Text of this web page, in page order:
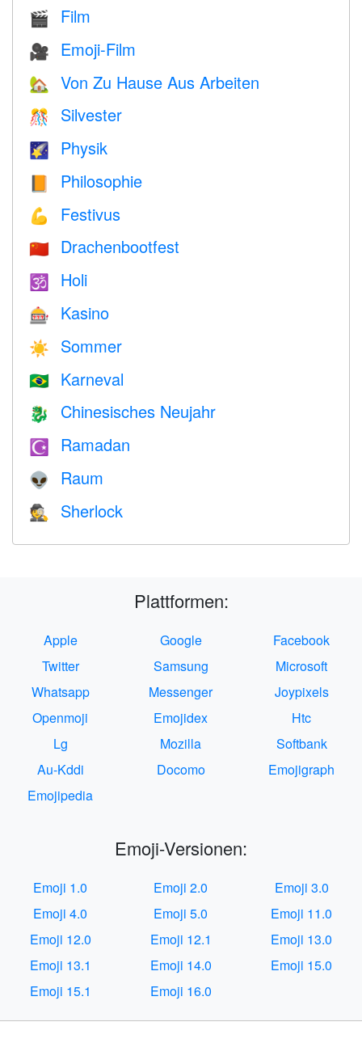
🎬 Film
🎥 Emoji-Film
🏡 Von Zu Hause Aus Arbeiten
🎊 Silvester
🌠 Physik
📙 Philosophie
💪 Festivus
🇨🇳 Drachenbootfest
🕉 Holi
🎰 Kasino
☀️ Sommer
🇧🇷 Karneval
🐉 Chinesisches Neujahr
☪️ Ramadan
👽 Raum
🕵️ Sherlock
Plattformen:
Apple Google
Facebook
Twitter
Samsung
Microsoft
Whatsapp
Messenger
Joypixels
Openmoji
Emojidex
Htc
Lg
Mozilla
Softbank
Au-Kddi
Docomo
Emojigraph
Emojipedia
Emoji-Versionen:
Emoji 1.0 Emoji 2.0
Emoji 3.0
Emoji 4.0
Emoji 5.0
Emoji 11.0
Emoji 12.0
Emoji 12.1
Emoji 13.0
Emoji 13.1
Emoji 14.0
Emoji 15.0
Emoji 15.1
Emoji 16.0